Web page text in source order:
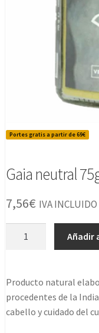
Portes gratis a partir de 69€
Gaia neutral
7,56€ IVA INCLUIDO
Añadir
Producto natural
procedentes de la
cabello y cuidado del